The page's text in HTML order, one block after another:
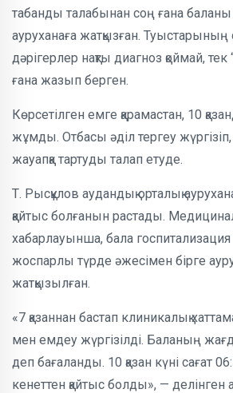
табанды талабынан соң ғана баланы
ауруханаға жатқызған. Туыстарының
дәрігерлер нақты диагноз қоймай, тек
ғана жазып берген.
Көрсетілген емге қарамастан, 10
жұмды. Отбасы әділ тергеу жүргізіп,
жауапқа тартуды талап етуде.
Т. Рысқұлов аудандық орталық
қайтыс болғанын растады.
хабарлауынша, бала
жоспарлы түрде әжесімен бірге
жатқызылған.
«7 қазаннан бастап клиникалық
мен емдеу жүргізілді. Баланың
деп бағаланды. 10 қазан күні сағат
кенеттен қайтыс болды», — делінген